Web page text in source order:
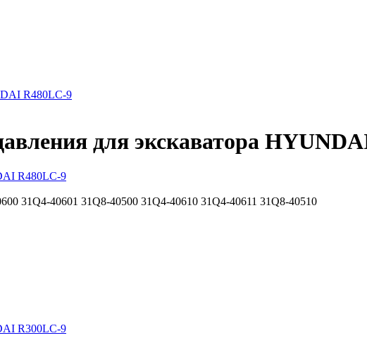
R480LC-9
для экскаватора
31Q4-40601 31Q8-40500 31Q4-40610 31Q4-40611 31Q8-40510